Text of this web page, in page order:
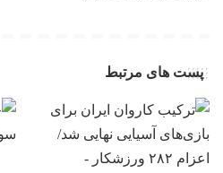
پست های مرتبط